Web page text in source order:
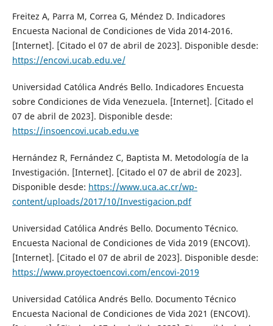
Freitez A, Parra M, Correa G, Méndez D. Indicadores
Encuesta Nacional de Condiciones de Vida 2014-2016.
[Internet]. [Citado el 07 de abril de 2023]. Disponible desde:
https://encovi.ucab.edu.ve/
Universidad Católica Andrés Bello. Indicadores Encuesta
sobre Condiciones de Vida Venezuela. [Internet]. [Citado el
07 de abril de 2023]. Disponible desde:
https://insoencovi.ucab.edu.ve
Hernández R, Fernández C, Baptista M. Metodología de la
Investigación. [Internet]. [Citado el 07 de abril de 2023].
Disponible desde: https://www.uca.ac.cr/wp-
content/uploads/2017/10/Investigacion.pdf
Universidad Católica Andrés Bello. Documento Técnico.
Encuesta Nacional de Condiciones de Vida 2019 (ENCOVI).
[Internet]. [Citado el 07 de abril de 2023]. Disponible desde:
https://www.proyectoencovi.com/encovi-2019
Universidad Católica Andrés Bello. Documento Técnico
Encuesta Nacional de Condiciones de Vida 2021 (ENCOVI).